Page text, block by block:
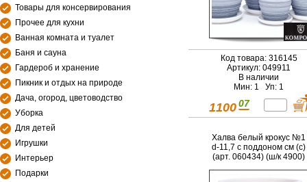
Товары для консервирования
Прочее для кухни
Ванная комната и туалет
Баня и сауна
Гардероб и хранение
Пикник и отдых на природе
Дача, огород, цветоводство
Уборка
Для детей
Игрушки
Интерьер
Подарки
Код товара: 316145
Артикул: 049911
В наличии
Мин: 1 Уп: 1
1100 07
Халва белый крокус №1
d-11,7 с поддоном см (с)
(арт. 060434) (ш/к 4900)